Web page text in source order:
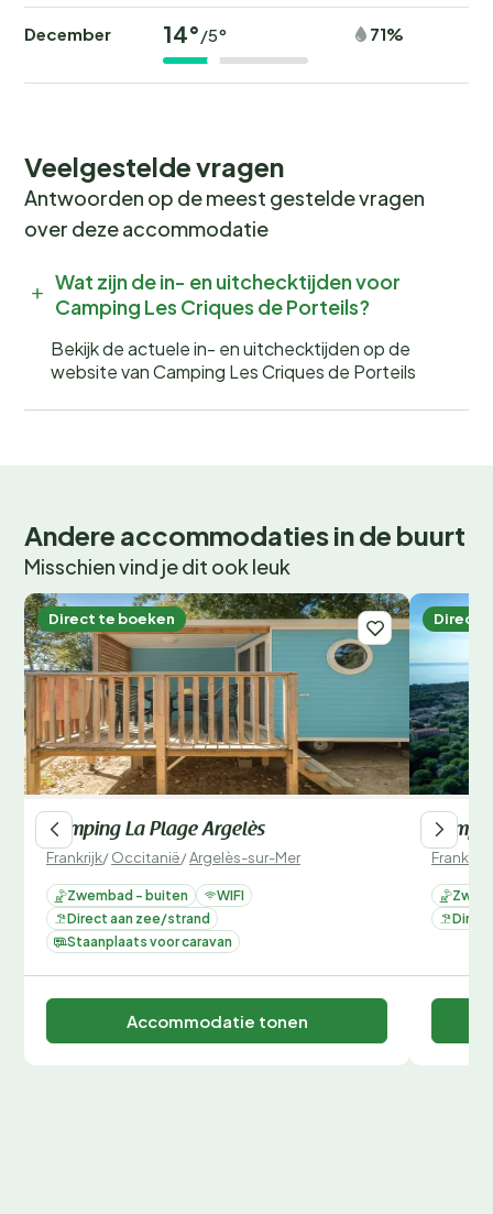
Voor een dag vol avontuur kun je een bezoek brengen
aan het nabijgelegen attractiepark of de dierentuin. En
Boek jouw onvergetelijke vakantie
Wil jij wakker worden met het geluid van fluitende
vogels en de geur van verse broodjes? Boek nu jouw
plek bijCamping Les Criques de Porteilsen beleef
een onvergetelijke kampeervakantie! Wees er snel bij,
want populaire periodes zijn snel volgeboekt.
December 14° /5° 71%
Veelgestelde vragen
Antwoorden op de meest gestelde vragen
over deze accommodatie
Wat zijn de in- en uitchecktijden voor
Camping Les Criques de Porteils?
Bekijk de actuele in- en uitchecktijden op de
website van Camping Les Criques de Porteils
Andere accommodaties in de buurt
Misschien vind je dit ook leuk
Direct te boeken
Camping La Plage Argelès
Frankrijk/Occitanië/Argelès-sur-Mer
Zwembad - buiten
WIFI
Direct aan zee/strand
Staanplaats voor caravan
Accommodatie tonen
Direct
Frankrijk